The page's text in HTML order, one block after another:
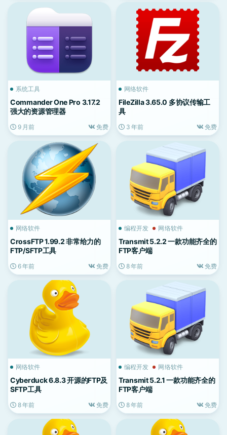
系统工具
Commander One Pro 3.17.2
强大的资源管理器
9 月前 免费
网络软件
FileZilla 3.65.0 多协议传输工
具
3 年前 免费
网络软件
CrossFTP 1.99.2 非常给力的
FTP/SFTP工具
6 年前 免费
编程开发 网络软件
Transmit 5.2.2 一款功能齐全的
FTP客户端
8 年前 免费
网络软件
Cyberduck 6.8.3 开源的FTP及
SFTP工具
8 年前 免费
编程开发 网络软件
Transmit 5.2.1 一款功能齐全的
FTP客户端
8 年前 免费